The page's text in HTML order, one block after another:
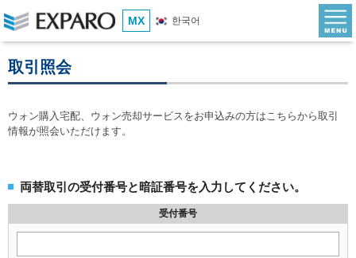
MX 한국어
取引照会
ウォン購入宅配、ウォン売却サービスをお申込みの方はこちらから取引
情報が照会いただけます。
両替取引の受付番号と暗証番号を入力してください。
受付番号